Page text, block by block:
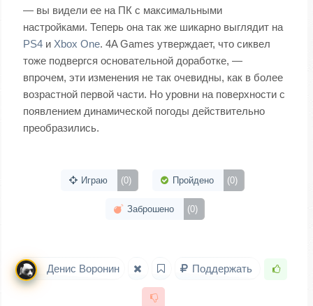
— вы видели ее на ПК с максимальными
настройками. Теперь она так же шикарно выглядит на
PS4 и Xbox One. 4A Games утверждает, что сиквел
тоже подвергся основательной доработке, —
впрочем, эти изменения не так очевидны, как в более
возрастной первой части. Но уровни на поверхности с
появлением динамической погоды действительно
преобразились.
Играю (0) Пройдено (0)
Заброшено (0)
Денис Воронин Поддержать